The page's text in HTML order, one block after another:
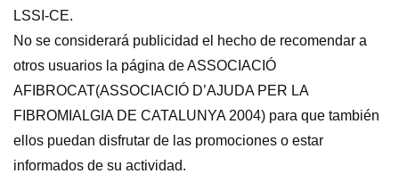
LSSI-CE.
No se considerará publicidad el hecho de recomendar a
otros usuarios la página de ASSOCIACIÓ
AFIBROCAT(ASSOCIACIÓ D’AJUDA PER LA
FIBROMIALGIA DE CATALUNYA 2004) para que también
ellos puedan disfrutar de las promociones o estar
informados de su actividad.